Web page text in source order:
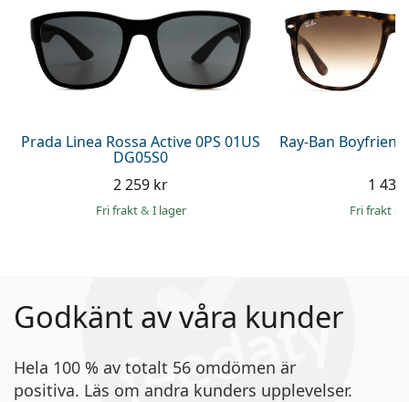
Prada Linea Rossa Active 0PS 01US
DG05S0
2 259 kr
Fri frakt& I lager
Ray-Ban
1
Fri frakt&
Godkänt av våra kunder
Hela 100 % av totalt 56 omdömen är
positiva. Läs om andra kunders upplevelser.